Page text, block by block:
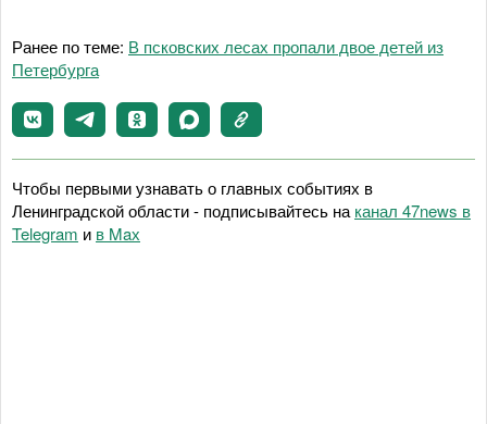
Ранее по теме: В псковских лесах пропали двое детей из
Петербурга
Чтобы первыми узнавать о главных событиях в
Ленинградской области - подписывайтесь на канал 47news в
Telegram и в Maх